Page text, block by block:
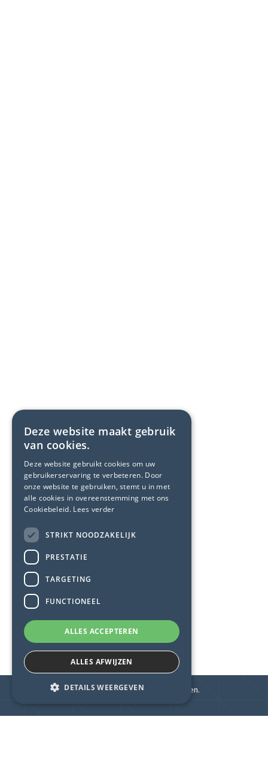
Uw kantoor is vandaag gesloten.
Deze website maakt gebruik
van cookies.
Deze website gebruikt cookies om uw
gebruikerservaring te verbeteren. Door
onze website te gebruiken, stemt u in met
alle cookies in overeenstemming met ons
Cookiebeleid. Lees verder
STRIKT NOODZAKELIJK
PRESTATIE
TARGETING
FUNCTIONEEL
ALLES ACCEPTEREN
ALLES AFWIJZEN
DETAILS WEERGEVEN